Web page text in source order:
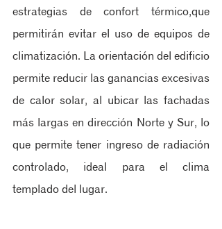
estrategias de confort térmico,que
permitirán evitar el uso de equipos de
climatización. La orientación del edificio
permite reducir las ganancias excesivas
de calor solar, al ubicar las fachadas
más largas en dirección Norte y Sur, lo
que permite tener ingreso de radiación
controlado, ideal para el clima
templado del lugar.